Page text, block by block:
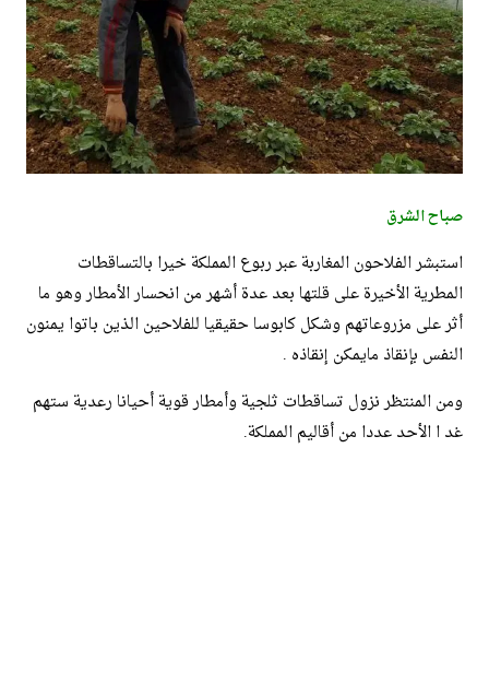
صباح الشرق
استبشر الفلاحون المغاربة عبر ربوع المملكة خيرا بالتساقطات
المطرية الأخيرة على قلتها بعد عدة أشهر من انحسار الأمطار وهو ما
أثر على مزروعاتهم وشكل كابوسا حقيقيا للفلاحين الذين باتوا يمنون
النفس بإنقاذ مايمكن إنقاذه .
ومن المنتظر نزول تساقطات ثلجية وأمطار قوية أحيانا رعدية ستهم
غد ا الأحد عددا من أقاليم المملكة.